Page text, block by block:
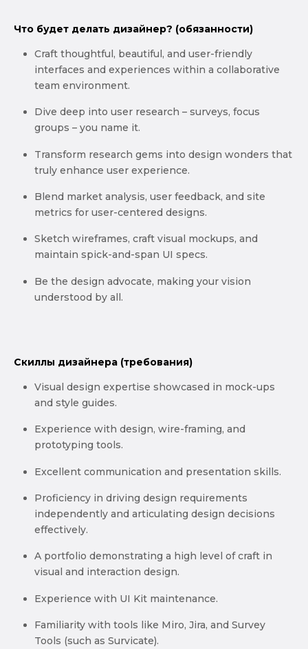
Что будет делать дизайнер? (обязанности)
Craft thoughtful, beautiful, and user-friendly
interfaces and experiences within a collaborative
team environment.
Dive deep into user research – surveys, focus
groups – you name it.
Transform research gems into design wonders that
truly enhance user experience.
Blend market analysis, user feedback, and site
metrics for user-centered designs.
Sketch wireframes, craft visual mockups, and
maintain spick-and-span UI specs.
Be the design advocate, making your vision
understood by all.
Скиллы дизайнера (требования)
Visual design expertise showcased in mock-ups
and style guides.
Experience with design, wire-framing, and
prototyping tools.
Excellent communication and presentation skills.
Proficiency in driving design requirements
independently and articulating design decisions
effectively.
A portfolio demonstrating a high level of craft in
visual and interaction design.
Experience with UI Kit maintenance.
Familiarity with tools like Miro, Jira, and Survey
Tools (such as Survicate).